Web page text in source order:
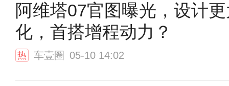
阿维塔07官图曝光，设计
化，首搭增程动力？
热 车壹圈 05-10 14:02